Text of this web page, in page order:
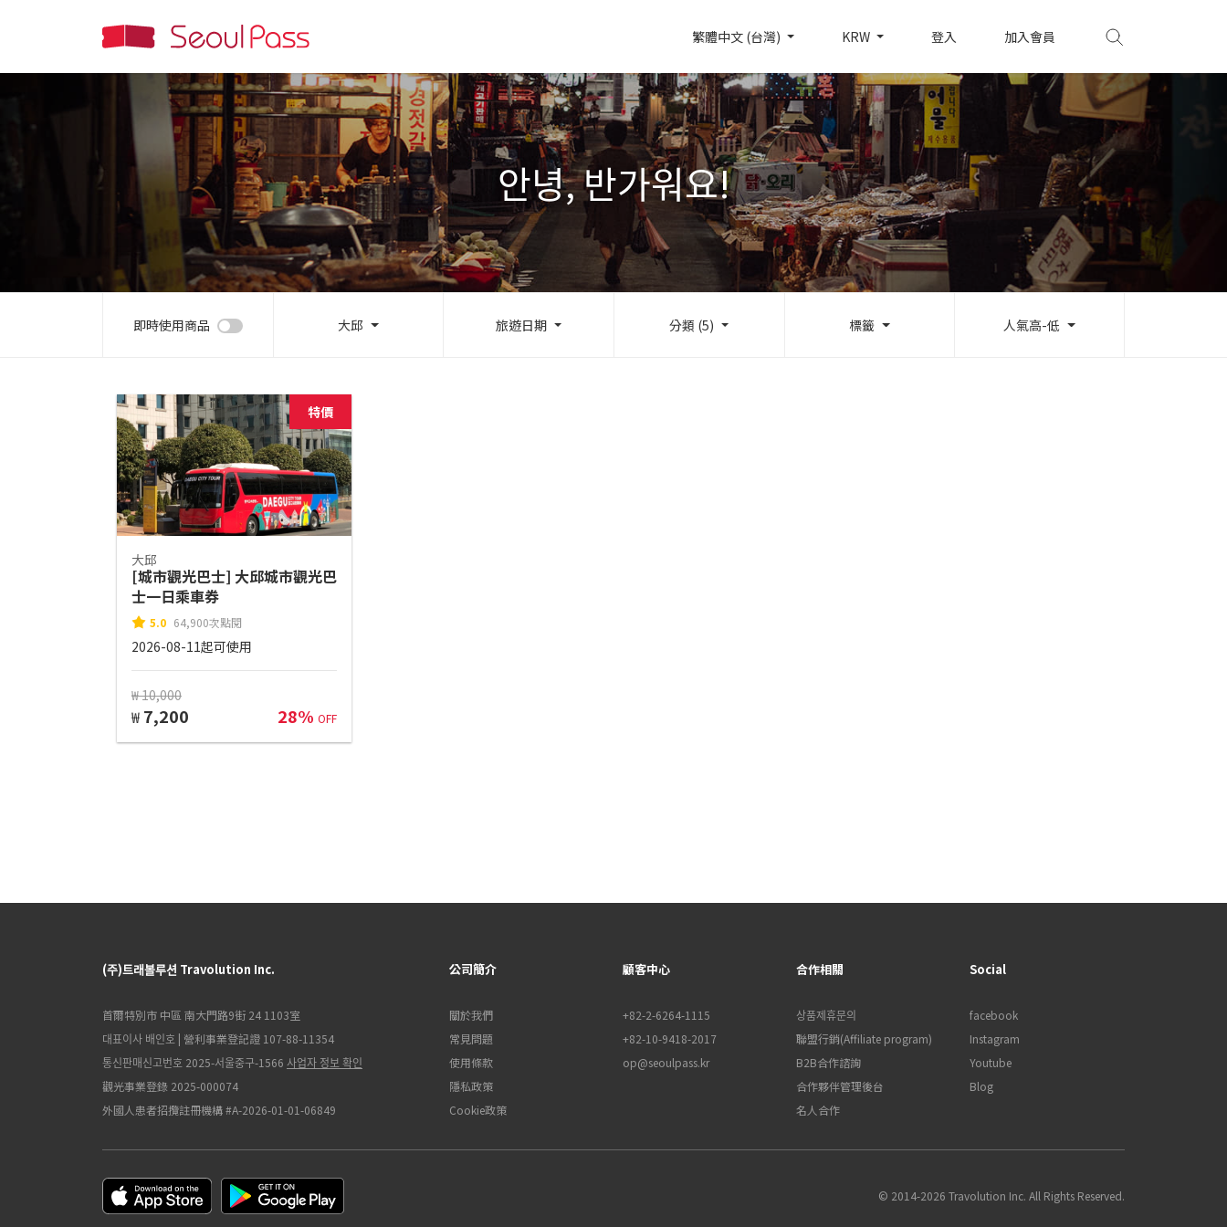
繁體中文 (台灣) KRW 登入 加入會員
안녕, 반가워요!
即時使用商品 大邱 旅遊日期 分類 (5) 標籤 人氣高-低
特價
大邱
[城市觀光巴士] 大邱城市觀光巴
士一日乘車券
5.0 64,900次點閱
2026-08-11起可使用
₩ 10,000
₩ 7,200 28% OFF
(주)트래볼루션 Travolution Inc.
首爾特別市 中區 南大門路9街 24 1103室
대표이사 배인호 | 營利事業登記證 107-88-11354
통신판매신고번호 2025-서울중구-1566 사업자 정보 확인
觀光事業登錄 2025-000074
外國人患者招攬註冊機構 #A-2026-01-01-06849
公司簡介
關於我們
常見問題
使用條款
隱私政策
Cookie政策
顧客中心
+82-2-6264-1115
+82-10-9418-2017
op@seoulpass.kr
合作相關
상품제휴문의
聯盟行銷(Affiliate program)
B2B合作諮詢
合作夥伴管理後台
名人合作
Social
facebook
Instagram
Youtube
Blog
© 2014-2026 Travolution Inc. All Rights Reserved.